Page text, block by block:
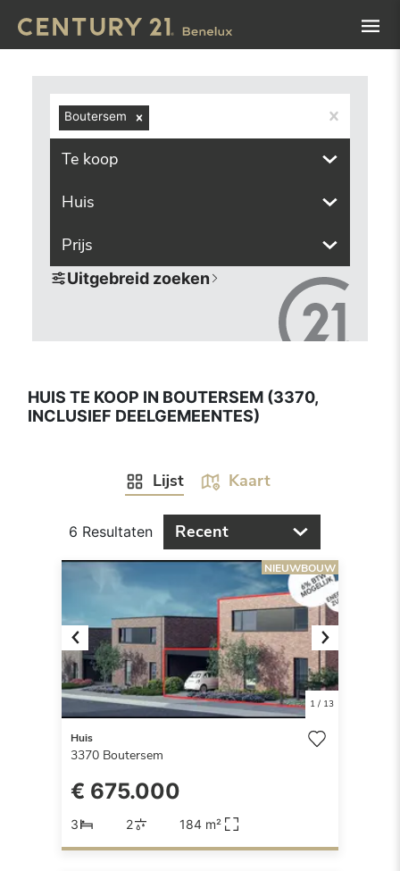
Boutersem
Te koop
Huis
Prijs
Uitgebreid zoeken
HUIS TE KOOP IN BOUTERSEM (3370,
INCLUSIEF DEELGEMEENTES)
Lijst Kaart
6 Resultaten Recent
Previous Next
1/ 13
NIEUWBOUW
Huis
3370 Boutersem
€ 675.000
3 2 184 m²